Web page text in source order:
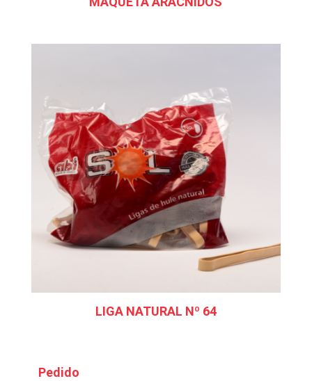
LIGA NATURAL Nº 64
Pedido